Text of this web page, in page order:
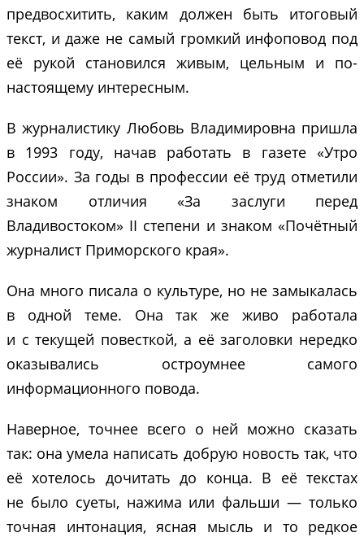
предвосхитить, каким должен быть итоговый
текст, и даже не самый громкий инфоповод под
её рукой становился живым, цельным и по-
настоящему интересным.
В журналистику Любовь Владимировна пришла
в 1993 году, начав работать в газете «Утро
России». За годы в профессии её труд отметили
знаком отличия «За заслуги перед
Владивостоком» II степени и знаком «Почётный
журналист Приморского края».
Она много писала о культуре, но не замыкалась
в одной теме. Она так же живо работала
и с текущей повесткой, а её заголовки нередко
оказывались остроумнее самого
информационного повода.
Наверное, точнее всего о ней можно сказать
так: она умела написать добрую новость так, что
её хотелось дочитать до конца. В её текстах
не было суеты, нажима или фальши — только
точная интонация, ясная мысль и то редкое